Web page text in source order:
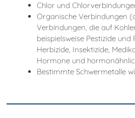
Chlor und
Organische Verbindungen
Verbindungen, die auf
beispielsweise Pestizide und
Herbizide, Insektizide,
Hormone und
Bestimmte Schwermetalle